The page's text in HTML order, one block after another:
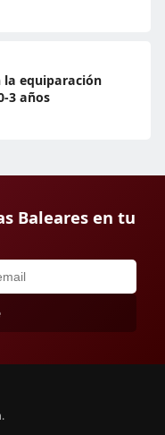
la equiparación
3 años
Baleares en tu